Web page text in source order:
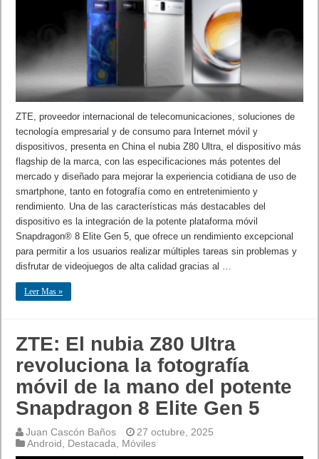
ZTE, proveedor internacional de telecomunicaciones, soluciones de
tecnología empresarial y de consumo para Internet móvil y
dispositivos, presenta en China el nubia Z80 Ultra, el dispositivo más
flagship de la marca, con las especificaciones más potentes del
mercado y diseñado para mejorar la experiencia cotidiana de uso de
smartphone, tanto en fotografía como en entretenimiento y
rendimiento. Una de las características más destacables del
dispositivo es la integración de la potente plataforma móvil
Snapdragon® 8 Elite Gen 5, que ofrece un rendimiento excepcional
para permitir a los usuarios realizar múltiples tareas sin problemas y
disfrutar de videojuegos de alta calidad gracias al …
Leer Mas »
ZTE: El nubia Z80 Ultra
revoluciona la fotografía
móvil de la mano del potente
Snapdragon 8 Elite Gen 5
Juan Cascón Baños
27 octubre, 2025
Android, Destacada, Móviles